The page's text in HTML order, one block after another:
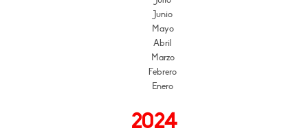
Junio
Mayo
Abril
Marzo
Febrero
Enero
2024